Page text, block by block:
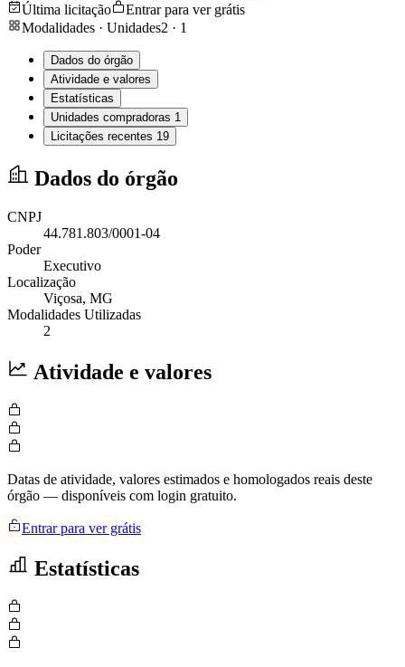
Última licitação
Entrar para ver grátis
Modalidades · Unidades2 · 1
Dados do órgão
Atividade e valores
Estatísticas
Unidades compradoras 1
Licitações recentes 19
Dados do órgão
CNPJ
44.781.803/0001-04
Poder
Executivo
Localização
Viçosa, MG
Modalidades Utilizadas
2
Atividade e valores
Datas de atividade, valores estimados e homologados reais deste
órgão — disponíveis com login gratuito.
Entrar para ver grátis
Estatísticas